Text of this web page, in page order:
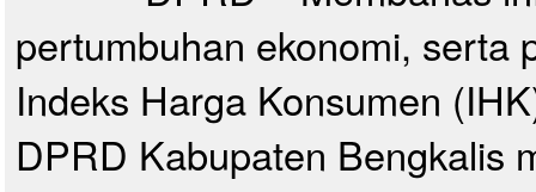
pertumbuhan ekonomi, serta
Indeks Harga Konsumen
DPRD Kabupaten Bengkalis